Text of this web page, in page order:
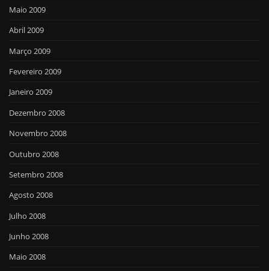
Maio 2009
Abril 2009
Março 2009
Fevereiro 2009
Janeiro 2009
Dezembro 2008
Novembro 2008
Outubro 2008
Setembro 2008
Agosto 2008
Julho 2008
Junho 2008
Maio 2008